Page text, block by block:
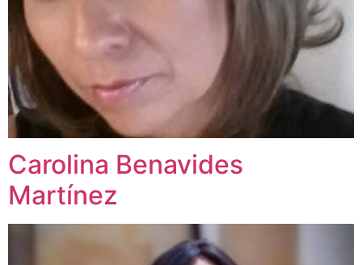
Carolina Benavides
Martínez